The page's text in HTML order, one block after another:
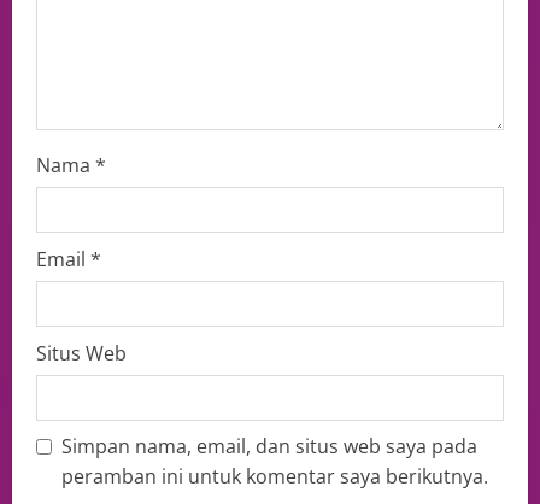
Nama *
Email *
Situs Web
Simpan nama, email, dan situs web saya pada
peramban ini untuk komentar saya berikutnya.